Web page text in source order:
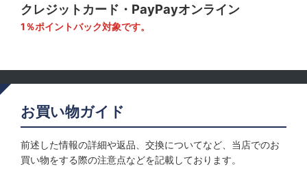
クレジットカード・PayPayオンライン
1％ポイントバック対象です。
お買い物ガイド
前述した情報の詳細や返品、交換についてなど、当店でのお
買い物をする際の注意点などを記載しております。